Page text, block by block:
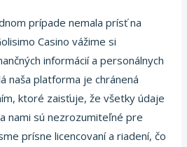
prípade nemala prísť na
Casino vážime si
informácií a personálnych
naša platforma je chránená
ktoré zaisťuje, že všetky údaje
nami sú nezrozumiteľné pre
prísne licencovaní a riadení, čo